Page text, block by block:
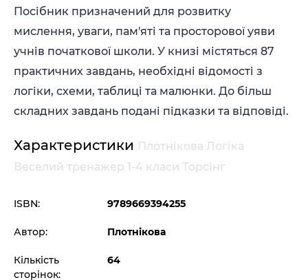
Посібник призначений для розвитку
мислення, уваги, пам'яті та просторової уяви
учнів початкової школи. У книзі містяться 87
практичних завдань, необхідні відомості з
логіки, схеми, таблиці та малюнки. До більш
складних завдань подані підказки та відповіді.
Характеристики Плотнікова Логіка
Веселий тренажер 1-4 класи Торсінг
ISBN: 9789669394255
Автор: Плотнікова
Кількість
сторінок:
64